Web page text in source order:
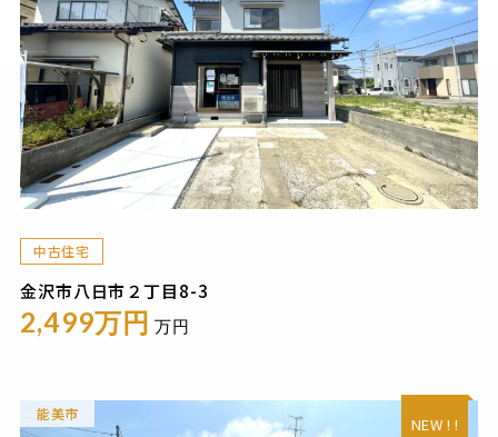
中古住宅
金沢市八日市２丁目8-3
2,499万円 万円
能美市
NEW ! !